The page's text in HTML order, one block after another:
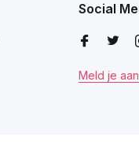
Social
Meld je